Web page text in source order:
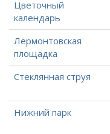
Цветочный
календарь
Лермонтовская
площадка
Стеклянная струя
Нижний парк